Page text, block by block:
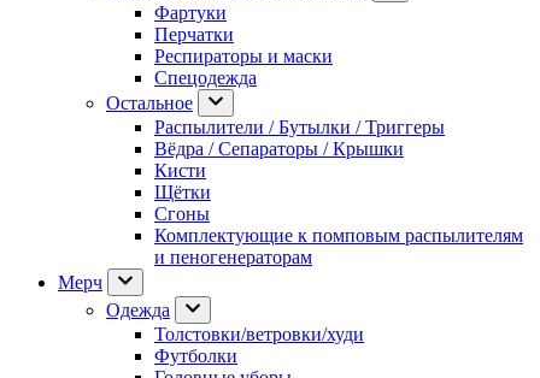
Фартуки
Перчатки
Респираторы и маски
Спецодежда
Остальное
Распылители / Бутылки / Триггеры
Вёдра / Сепараторы / Крышки
Кисти
Щётки
Сгоны
Комплектующие к помповым распылителям
и пеногенераторам
Мерч
Одежда
Толстовки/ветровки/худи
Футболки